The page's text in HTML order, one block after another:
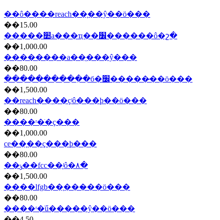
��ô����reach��֤��ŷ��ö���
��15.00
�����׺а���ҵ��׼������ô�շ�
��1,000.00
��������a��֤���ŷ���
��80.00
����������ִ�б�׼�����̷��ö���
��1,500.00
��reach��֤��ҫʲô���ϸ��ö���
��80.00
����ʳ�ֺ�ҫ���
��1,000.00
ce��֤��ҫ���ϸ���
��80.00
��ݸ��fcc��֤ʲô�۸�
��1,500.00
����lfgb��֤���̷��ö���
��80.00
����ʳ�ֺű�����ŷ��ö���